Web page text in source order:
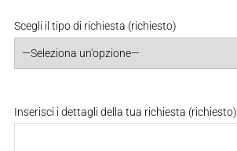
Scegli il tipo di richiesta (richiesto)
Inserisci i dettagli della tua richiesta (richiesto)